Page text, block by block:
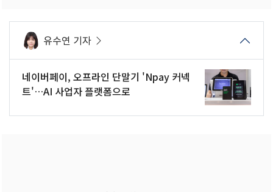
유수연 기자
네이버페이, 오프라인 단말기 'Npay 커넥
트'…AI 사업자 플랫폼으로